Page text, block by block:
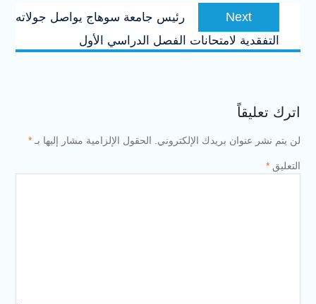
Next
post:
رئيس جامعة سوهاج يواصل جولاته
التفقدية لامتحانات الفصل الدراسي الأول
اترك تعليقاً
لن يتم نشر عنوان بريدك الإلكتروني. الحقول الإلزامية مشار إليها بـ *
التعليق *